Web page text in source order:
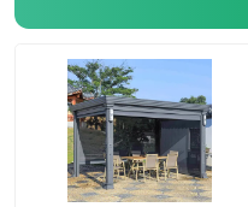
Het Parkerenloods
Glasdak Sunroom